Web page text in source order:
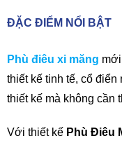
ĐẶC ĐIỂM NỔI BẬT
Phù điêu xi măng
thiết kế tinh tế, cổ
thiết kế mà không cần
Với thiết kế Phù Điêu